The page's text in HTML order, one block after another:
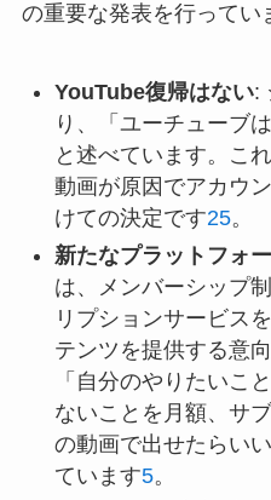
の重要な発表を行ってい
YouTube復帰はない:
り、「ユーチューブ
と述べています。こ
動画が原因でアカウ
けての決定です25。
新たなプラットフォ
は、メンバーシップ
リプションサービス
テンツを提供する意
「自分のやりたいこ
ないことを月額、サ
の動画で出せたらい
ています5。